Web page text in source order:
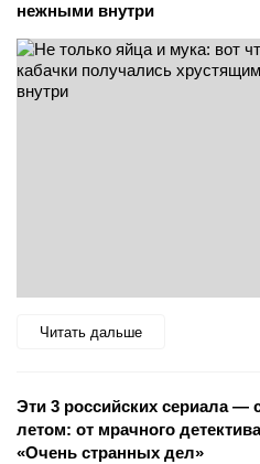
нежными внутри
Читать дальше
Эти 3 российских сериала
летом: от мрачного
«Очень странных дел»